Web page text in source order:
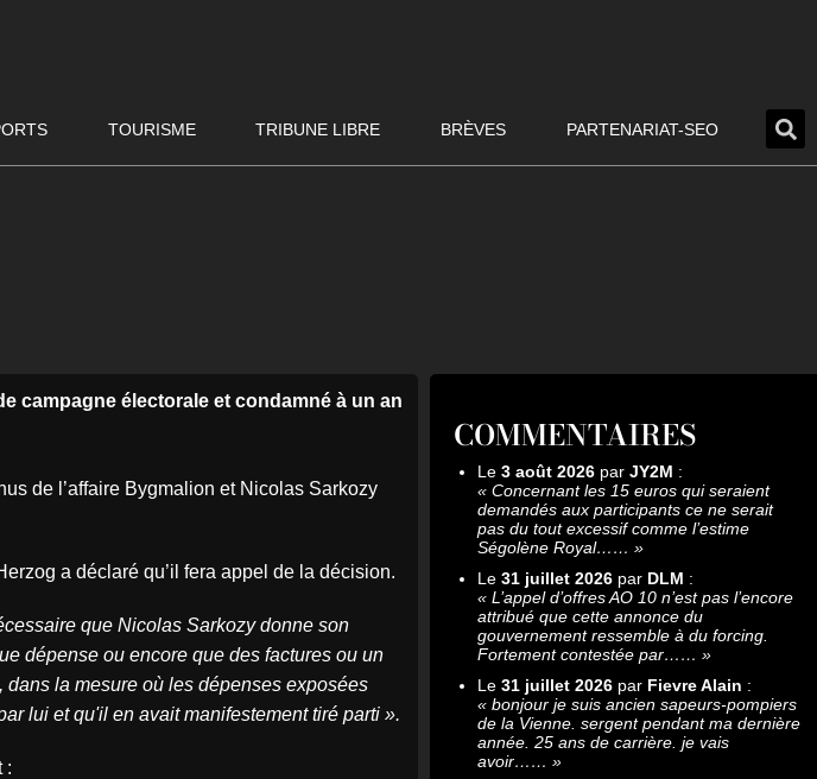
TOURISME TRIBUNE LIBRE BRÈVES PARTENARIAT-SEO
campagne électorale et condamné à un an
de l’affaire Bygmalion et Nicolas Sarkozy
a déclaré qu’il fera appel de la décision.
que Nicolas Sarkozy donne son
dépense ou encore que des factures ou un
la mesure où les dépenses exposées
lui et qu'il en avait manifestement tiré parti ».
:
COMMENTAIRES
Le 3 août 2026 par JY2M :
« Concernant les 15 euros qui seraient
demandés aux participants ce ne serait
pas du tout excessif comme l’estime
Ségolène Royal…… »
Le 31 juillet 2026 par DLM :
« L’appel d’offres AO 10 n’est pas l’encore
attribué que cette annonce du
gouvernement ressemble à du forcing.
Fortement contestée par…… »
Le 31 juillet 2026 par Fievre Alain :
« bonjour je suis ancien sapeurs-pompiers
de la Vienne. sergent pendant ma dernière
année. 25 ans de carrière. je vais
avoir…… »